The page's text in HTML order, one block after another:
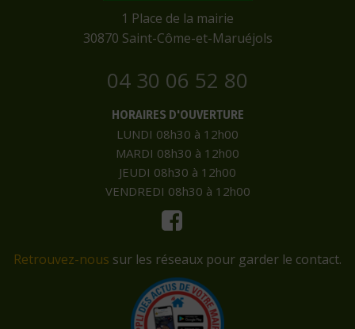
​1 Place de la mairie
​30870 Saint-Côme-et-Maruéjols
04 30 06 52 80
HORAIRES D'OUVERTURE
LUNDI 08h30 à 12h00
MARDI 08h30 à 12h00
JEUDI 08h30 à 12h00
VENDREDI 08h30 à 12h00
Retrouvez-nous sur les réseaux pour garder le contact.